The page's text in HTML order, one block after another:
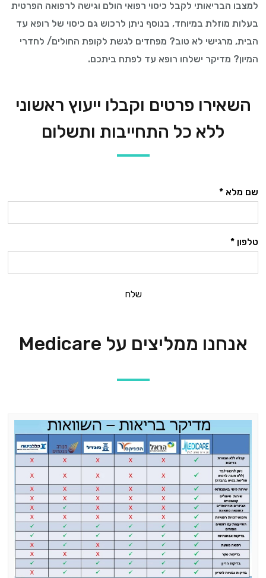
למצבו הבריאותי לקבל כיסוי רפואי הולם וגישה לרפואה הפרטית
בעלות מוזלת במיוחד, בנוסף ניתן לרכוש גם כיסוי של רופא עד
הבית, מרגישי לא טוב? מפחדים לגשת לקופת החולים/ לחדרי
המיון? מדיקר ישלחו רופא עד לפתח ביתכם.
השאירו פרטים וקבלו ייעוץ ראשוני
ללא כל התחייבות ותשלום
שם מלא *
טלפון *
שלח
אנחנו ממליצים על Medicare